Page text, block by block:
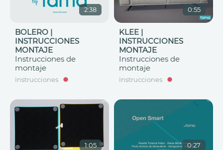
2:38
BOLERO |
INSTRUCCIONES
MONTAJE
Instrucciones de
montaje
Instrucciones
0:55
KLEE |
INSTRUCCIONES
MONTAJE
Instrucciones de
montaje
Instrucciones
1:05 0:27